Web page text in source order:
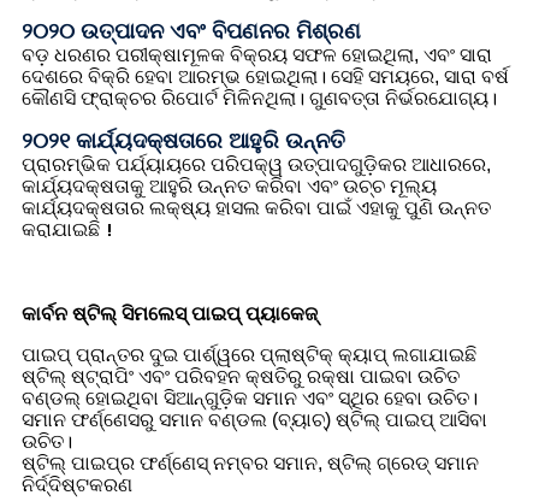
୨୦୨୦ ଉତ୍ପାଦନ ଏବଂ ବିପଣନର ମିଶ୍ରଣ
ବଡ଼ ଧରଣର ପରୀକ୍ଷାମୂଳକ ବିକ୍ରୟ ସଫଳ ହୋଇଥିଲା, ଏବଂ ସାରା
ଦେଶରେ ବିକ୍ରି ହେବା ଆରମ୍ଭ ହୋଇଥିଲା। ସେହି ସମୟରେ, ସାରା ବର୍ଷ
କୌଣସି ଫ୍ରାକ୍ଚର ରିପୋର୍ଟ ମିଳିନଥିଲା। ଗୁଣବତ୍ତା ନିର୍ଭରଯୋଗ୍ୟ।
୨୦୨୧ କାର୍ଯ୍ୟଦକ୍ଷତାରେ ଆହୁରି ଉନ୍ନତି
ପ୍ରାରମ୍ଭିକ ପର୍ଯ୍ୟାୟରେ ପରିପକ୍ୱ ଉତ୍ପାଦଗୁଡ଼ିକର ଆଧାରରେ,
କାର୍ଯ୍ୟଦକ୍ଷତାକୁ ଆହୁରି ଉନ୍ନତ କରିବା ଏବଂ ଉଚ୍ଚ ମୂଲ୍ୟ
କାର୍ଯ୍ୟଦକ୍ଷତାର ଲକ୍ଷ୍ୟ ହାସଲ କରିବା ପାଇଁ ଏହାକୁ ପୁଣି ଉନ୍ନତ
କରାଯାଇଛି！
କାର୍ବନ ଷ୍ଟିଲ୍ ସିମଲେସ୍ ପାଇପ୍ ପ୍ୟାକେଜ୍
ପାଇପ୍ ପ୍ରାନ୍ତର ଦୁଇ ପାର୍ଶ୍ୱରେ ପ୍ଲାଷ୍ଟିକ୍ କ୍ୟାପ୍ ଲଗାଯାଇଛି
ଷ୍ଟିଲ୍ ଷ୍ଟ୍ରାପିଂ ଏବଂ ପରିବହନ କ୍ଷତିରୁ ରକ୍ଷା ପାଇବା ଉଚିତ
ବଣ୍ଡଲ୍ ହୋଇଥିବା ସିଆନ୍‌ଗୁଡ଼ିକ ସମାନ ଏବଂ ସ୍ଥିର ହେବା ଉଚିତ।
ସମାନ ଫର୍ଣ୍ଣେସରୁ ସମାନ ବଣ୍ଡଲ (ବ୍ୟାଚ୍) ଷ୍ଟିଲ୍ ପାଇପ୍ ଆସିବା
ଉଚିତ।
ଷ୍ଟିଲ୍ ପାଇପ୍‌ର ଫର୍ଣ୍ଣେସ୍ ନମ୍ବର ସମାନ, ଷ୍ଟିଲ୍ ଗ୍ରେଡ୍ ସମାନ
ନିର୍ଦ୍ଦିଷ୍ଟକରଣ